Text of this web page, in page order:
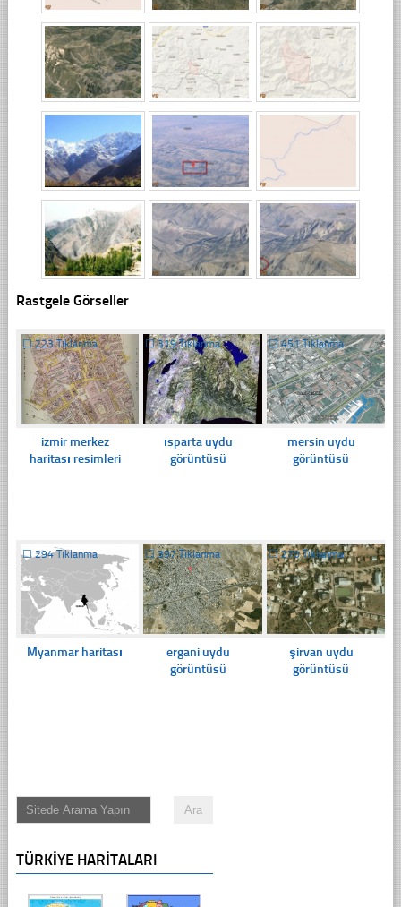
Rastgele Görseller
☐223 Tıklanma
izmir merkez
haritası resimleri
☐319 Tıklanma
ısparta uydu
görüntüsü
☐451 Tıklanma
mersin uydu
görüntüsü
☐294 Tıklanma
Myanmar haritası
☐397 Tıklanma
ergani uydu
görüntüsü
☐270 Tıklanma
şirvan uydu
görüntüsü
TÜRKIYE HARITALARI